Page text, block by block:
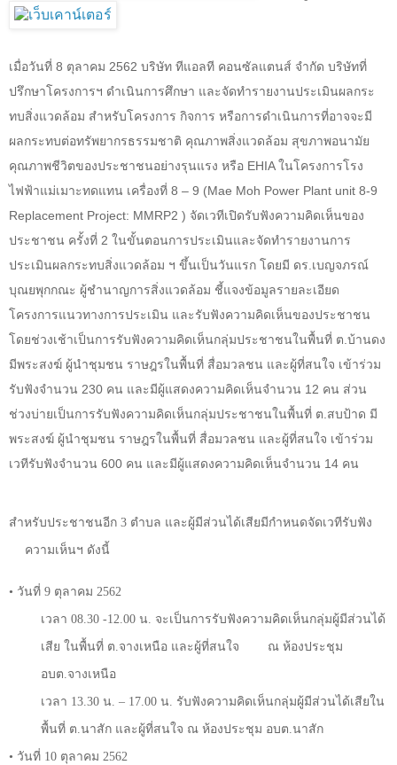
เมื่อวันที่ 8 ตุลาคม 2562 บริษัท ทีแอลที คอนซัลแตนส์ จำกัด บริษัทที่
ปรึกษาโครงการฯ ดำเนินการศึกษา และจัดทำรายงานประเมินผลกระ
ทบสิ่งแวดล้อม สำหรับโครงการ กิจการ หรือการดำเนินการที่อาจจะมี
ผลกระทบต่อทรัพยากรธรรมชาติ คุณภาพสิ่งแวดล้อม สุขภาพอนามัย
คุณภาพชีวิตของประชาชนอย่างรุนแรง หรือ EHIAในโครงการโรง
ไฟฟ้าแม่เมาะทดแทน เครื่องที่ 8 – 9 (Mae Moh Power Plant unit 8-9
Replacement Project: MMRP2 ) จัดเวทีเปิดรับฟังความคิดเห็นของ
ประชาชน ครั้งที่ 2 ในขั้นตอนการประเมินและจัดทำรายงานการ
ประเมินผลกระทบสิ่งแวดล้อม ฯ ขึ้นเป็นวันแรก โดยมี ดร.เบญจภรณ์
บุณยพุกกณะ ผู้ชำนาญการสิ่งแวดล้อม ชี้แจงข้อมูลรายละเอียด
โครงการแนวทางการประเมิน และรับฟังความคิดเห็นของประชาชน
โดยช่วงเช้าเป็นการรับฟังความคิดเห็นกลุ่มประชาชนในพื้นที่ ต.บ้านดง
มีพระสงฆ์ ผู้นำชุมชน ราษฎรในพื้นที่ สื่อมวลชน และผู้ที่สนใจ เข้าร่วม
รับฟังจำนวน 230 คน และมีผู้แสดงความคิดเห็นจำนวน 12 คน ส่วน
ช่วงบ่ายเป็นการรับฟังความคิดเห็นกลุ่มประชาชนในพื้นที่ ต.สบป้าด มี
พระสงฆ์ ผู้นำชุมชน ราษฎรในพื้นที่ สื่อมวลชน และผู้ที่สนใจ เข้าร่วม
เวทีรับฟังจำนวน 600 คน และมีผู้แสดงความคิดเห็นจำนวน 14 คน
สำหรับประชาชนอีก 3 ตำบล และผู้มีส่วนได้เสียมีกำหนดจัดเวทีรับฟัง
ความเห็นฯ ดังนี้
• วันที่ 9 ตุลาคม 2562
เวลา 08.30 -12.00 น. จะเป็นการรับฟังความคิดเห็นกลุ่มผู้มีส่วนได้
เสีย ในพื้นที่ ต.จางเหนือ และผู้ที่สนใจ ณ ห้องประชุม
อบต.จางเหนือ
เวลา 13.30 น. – 17.00 น. รับฟังความคิดเห็นกลุ่มผู้มีส่วนได้เสียใน
พื้นที่ ต.นาสัก และผู้ที่สนใจ ณ ห้องประชุม อบต.นาสัก
• วันที่ 10 ตุลาคม 2562